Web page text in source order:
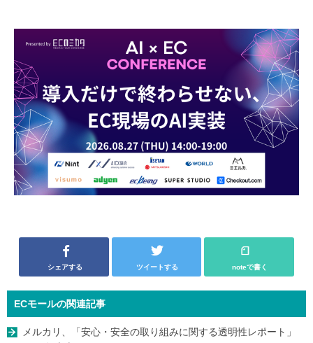
シェアする ツイートする noteで書く
ECモールの関連記事
メルカリ、「安心・安全の取り組みに関する透明性レポート」